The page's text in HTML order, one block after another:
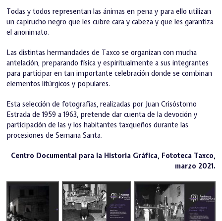
Todas y todos representan las ánimas en pena y para ello utilizan
un capirucho negro que les cubre cara y cabeza y que les garantiza
el anonimato.
Las distintas hermandades de Taxco se organizan con mucha
antelación, preparando física y espiritualmente a sus integrantes
para participar en tan importante celebración donde se combinan
elementos litúrgicos y populares.
Esta selección de fotografías, realizadas por Juan Crisóstomo
Estrada de 1959 a 1963, pretende dar cuenta de la devoción y
participación de las y los habitantes taxqueños durante las
procesiones de Semana Santa.
Centro Documental para la Historia Gráfica, Fototeca Taxco,
marzo 2021.